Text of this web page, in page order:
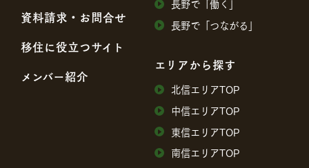
資料請求・お問合せ
移住に役⽴つサイト
メンバー紹介
⻑野で「働く」
⻑野で「つながる」
エリアから探す
北信エリアTOP
中信エリアTOP
東信エリアTOP
南信エリアTOP